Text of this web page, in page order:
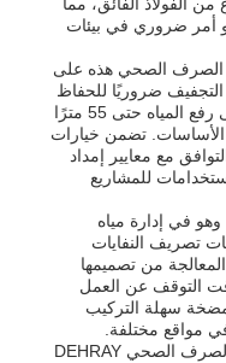
أمر ضروري في بيئات
الصرف الصحي هذه على
ضروريًا للحفاظ
على منطقة العمل جافة. إن قدرتها على رفع المياه حتى 55 مترًا
الأساسات. تضمن خيارات
50 هرتز/60 هرتز التوافق مع معايير إمداد
للمشاريع
هناك سيناريو مهم آخر لطراز RDE40T وهو في إدارة مياه
تصريف النفايات
من تصميمها
التوقف عن العمل
63 كجم، فإن المضخة سهلة التركيب
مواقع مختلفة.
للتطبيقات الزراعية، تدعم مضخة مياه الصرف الصحي DEHRAY